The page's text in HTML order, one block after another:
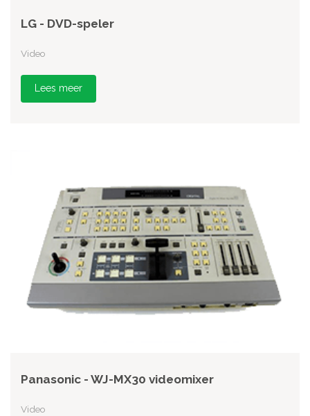
LG - DVD-speler
Video
Lees meer
Panasonic - WJ-MX30 videomixer
Video